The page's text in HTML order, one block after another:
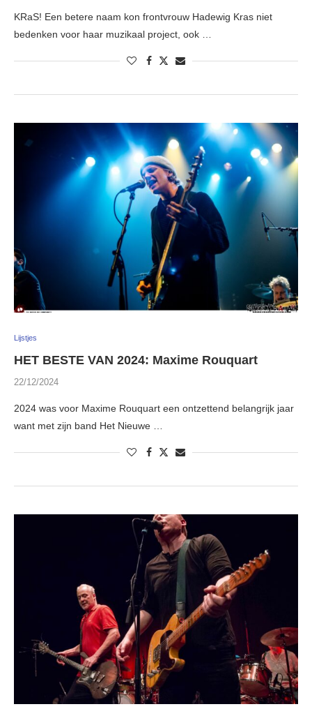
KRaS! Een betere naam kon frontvrouw Hadewig Kras niet
bedenken voor haar muzikaal project, ook …
Lijstjes
HET BESTE VAN 2024: Maxime Rouquart
22/12/2024
2024 was voor Maxime Rouquart een ontzettend belangrijk jaar
want met zijn band Het Nieuwe …